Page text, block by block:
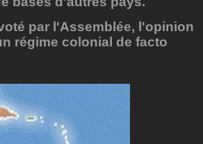
par l'Assemblée, l'opinion
régime colonial de facto